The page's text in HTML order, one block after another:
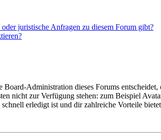
juristische Anfragen zu diesem Forum gibt?
Administration dieses Forums
nicht zur Verfügung stehen: zum Beispiel
erledigt ist und dir zahlreiche Vorteile